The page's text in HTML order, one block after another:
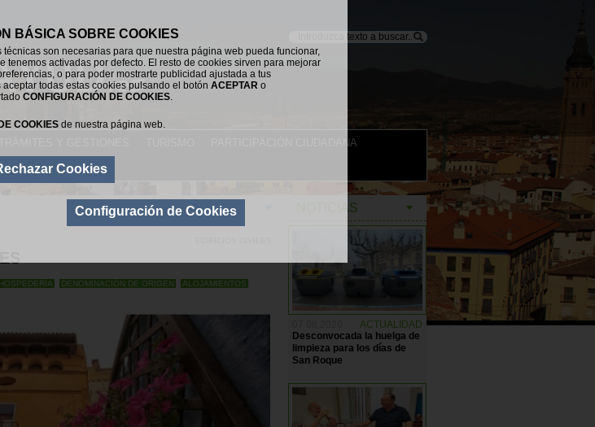
BÁSICA SOBRE COOKIES
son necesarias para que nuestra página web pueda funcionar,
tenemos activadas por defecto. El resto de cookies sirven para mejorar
o para poder mostrarte publicidad ajustada a tus
todas estas cookies pulsando el botón ACEPTAR o
CONFIGURACIÓN DE COOKIES.
COOKIES de nuestra página web.
Cookies
Configuración de Cookies
HOSPEDERÍA DENOMINACIÓN DE ORIGEN ALOJAMIENTOS
NOTICIAS
ACTUALIDAD
Desconvocada la huelga de
limpieza para los días de
San Roque
PARTICIPACIÓN CIUDADANA